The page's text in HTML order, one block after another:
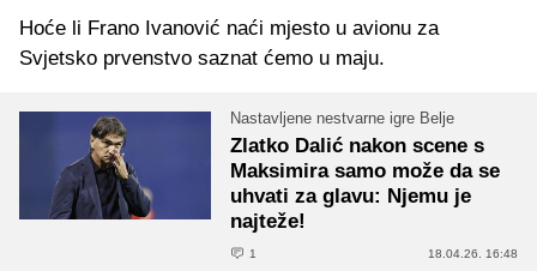
Hoće li Frano Ivanović naći mjesto u avionu za
Svjetsko prvenstvo saznat ćemo u maju.
Nastavljene nestvarne igre Belje
Zlatko Dalić nakon scene s
Maksimira samo može da se
uhvati za glavu: Njemu je
najteže!
1 18.04.26. 16:48